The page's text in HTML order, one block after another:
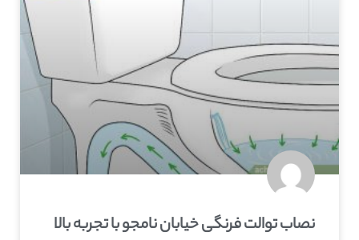
نصاب توالت فرنگی خیابان نامجو با تجربه بالا